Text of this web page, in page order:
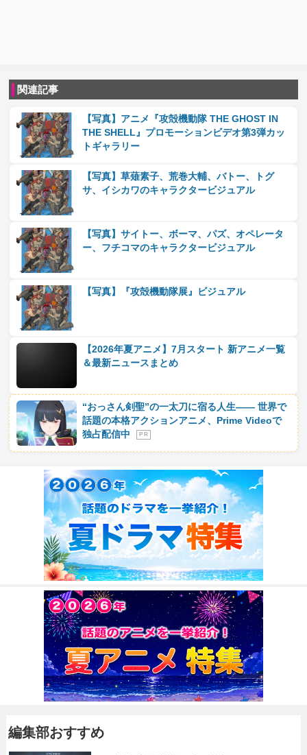
関連記事
【写真】アニメ『攻殻機動隊 THE GHOST IN
THE SHELL』プロモーションビデオ第3弾カッ
トギャラリー
【写真】草薙素子、荒巻大輔、バトー、トグ
サ、イシカワのキャラクタービジュアル
【写真】サイトー、ボーマ、パズ、オペレータ
ー、フチコマのキャラクタービジュアル
【写真】『攻殻機動隊展』ビジュアル
【2026年夏アニメ】7月スタート 新アニメ一覧
＆最新ニュースまとめ
“おっさん剣聖”の一太刀に宿る人生―― 世界で
話題の本格アクションアニメ、Prime Videoで
独占配信中
P R
編集部おすすめ